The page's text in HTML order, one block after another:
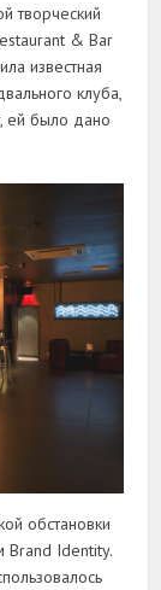
творческий
& Bar
известная
клуба,
ей было дано
обстановки
Brand Identity.